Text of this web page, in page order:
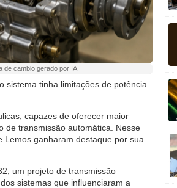
de cambio gerado por IA
sistema tinha limitações de potência
capazes de oferecer maior
de transmissão automática. Nesse
Lemos ganharam destaque por sua
um projeto de transmissão
sistemas que influenciaram a